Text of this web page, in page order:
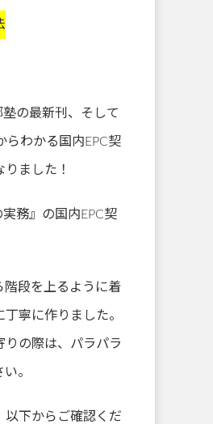
の最新刊、そして
らわかる国内EPC契
ました！
務』の国内EPC契
階段を上るように着
寧に作りました。
りの際は、パラパラ
。
以下からご確認くだ